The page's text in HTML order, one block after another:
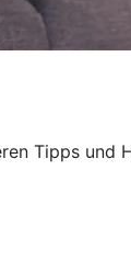
Tipps und